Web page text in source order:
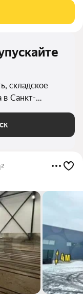
1000, 1440 м.
складское
Санкт-